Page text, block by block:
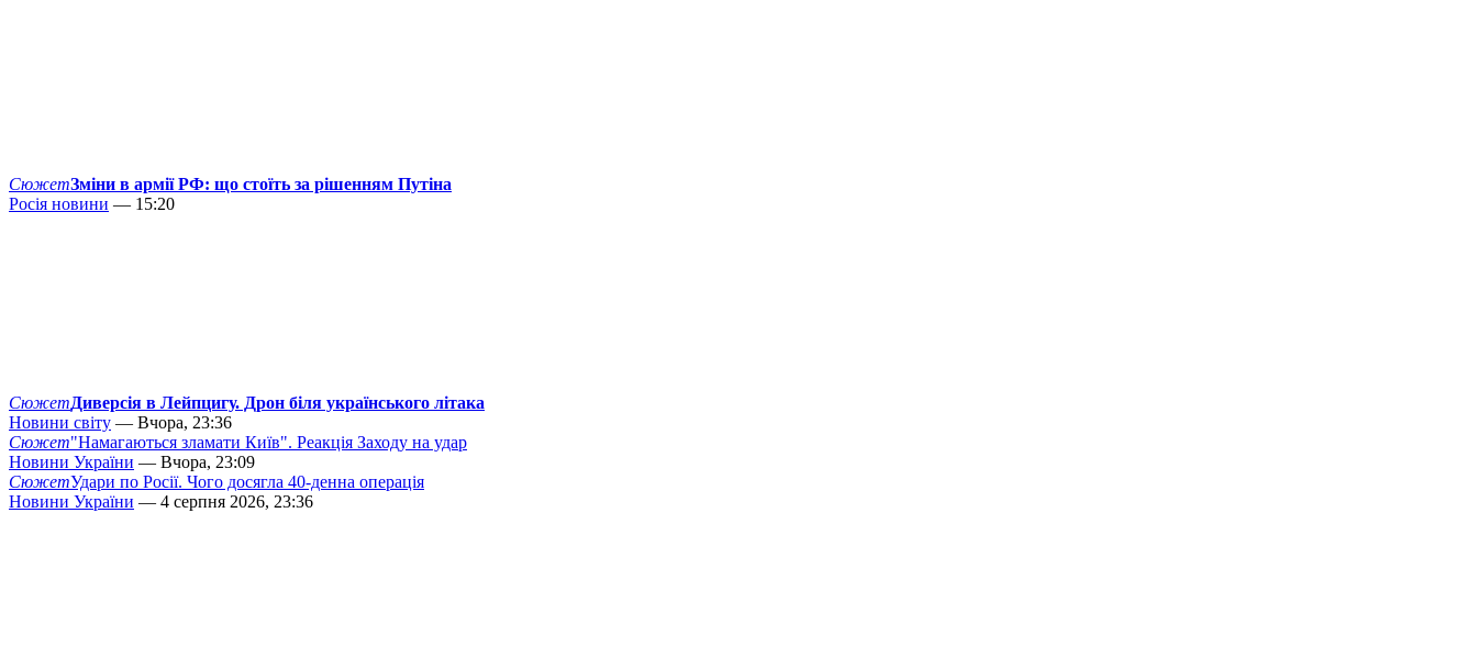
СюжетЗміни в армії РФ: що стоїть за рішенням Путіна
Росія новини — 15:20
СюжетДиверсія в Лейпцигу. Дрон біля українського літака
Новини світу — Вчора, 23:36
Сюжет"Намагаються зламати Київ". Реакція Заходу на удар
Новини України — Вчора, 23:09
СюжетУдари по Росії. Чого досягла 40-денна операція
Новини України — 4 серпня 2026, 23:36